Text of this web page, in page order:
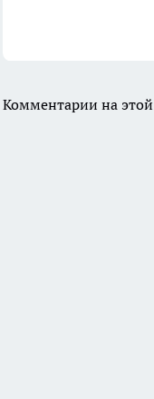
Комментарии на